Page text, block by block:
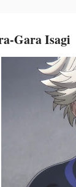
Gara Isagi